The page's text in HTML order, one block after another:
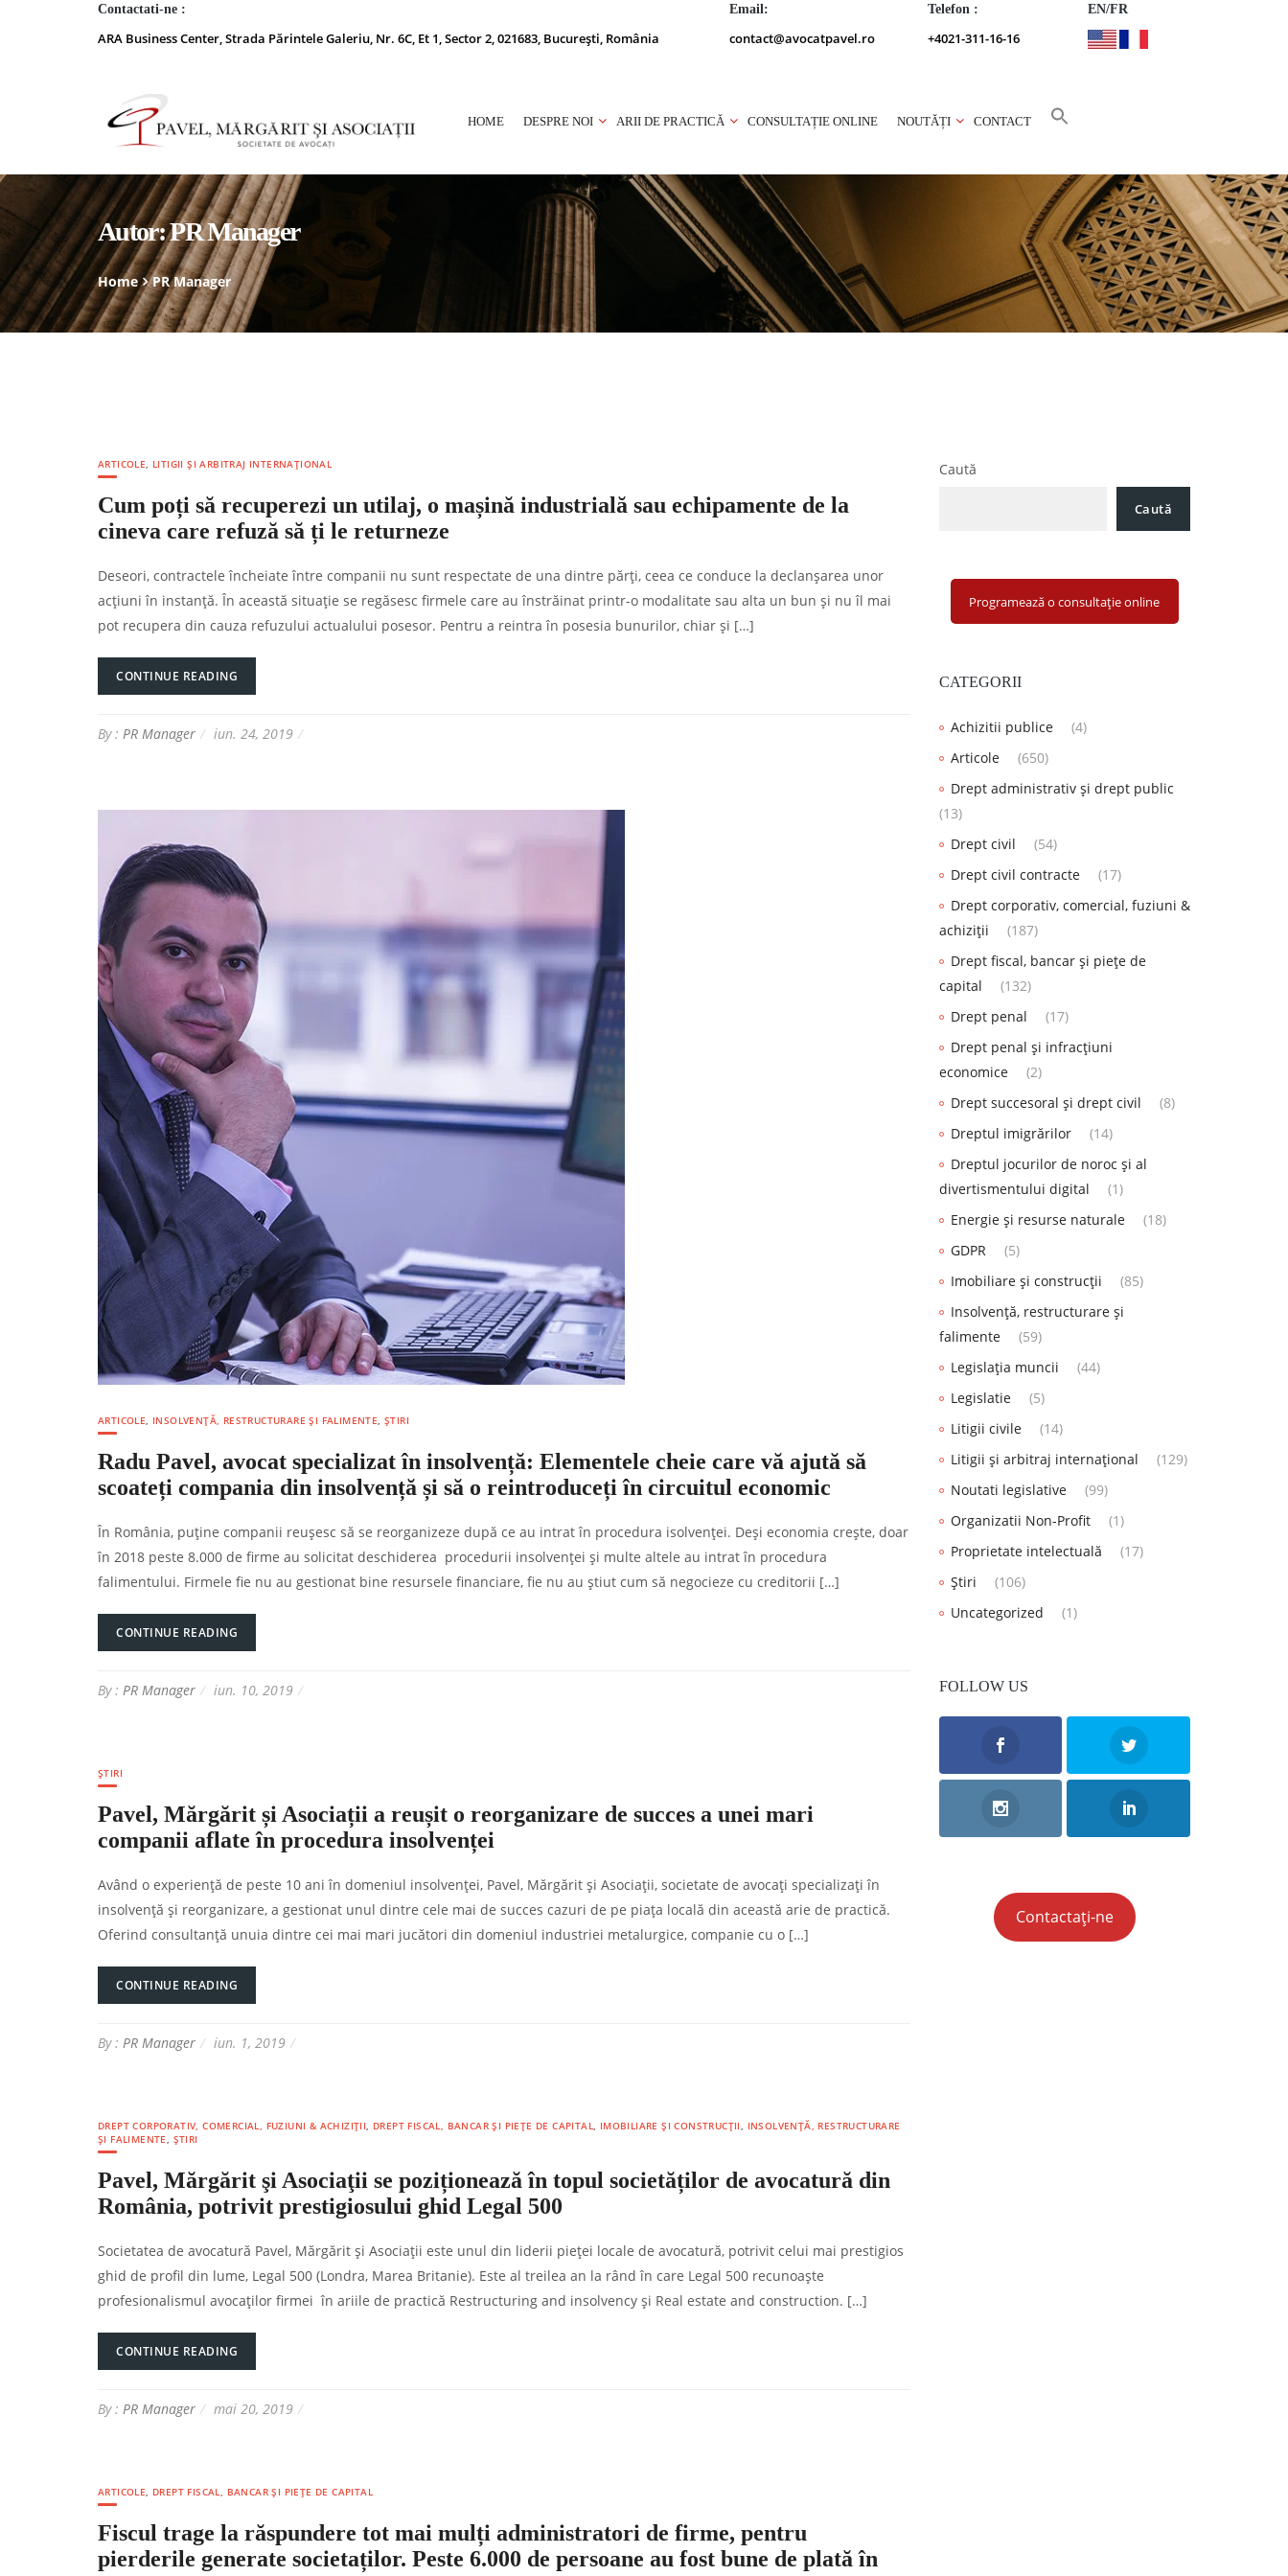
Contactati-ne :
ARA Business Center, Strada Părintele Galeriu, Nr. 6C, Et 1, Sector 2, 021683, București, România
Email:
contact@avocatpavel.ro
Telefon :
+4021-311-16-16
EN/FR
HOME DESPRE NOI ARII DE PRACTICĂ CONSULTAȚIE ONLINE NOUTĂȚI CONTACT
Autor:PR Manager
Home PR Manager
ARTICOLE, LITIGII ȘI ARBITRAJ INTERNAȚIONAL
Cum poți să recuperezi un utilaj, o mașină industrială sau echipamente de la
cineva care refuză să ți le returneze
Deseori, contractele încheiate între companii nu sunt respectate de una dintre părți, ceea ce conduce la declanșarea unor
acțiuni în instanță. În această situație se regăsesc firmele care au înstrăinat printr-o modalitate sau alta un bun și nu îl mai
pot recupera din cauza refuzului actualului posesor. Pentru a reintra în posesia bunurilor, chiar și […]
CONTINUE READING
By : PR Manager iun. 24, 2019
ARTICOLE, INSOLVENȚĂ, RESTRUCTURARE ȘI FALIMENTE,ȘTIRI
Radu Pavel, avocat specializat în insolvență: Elementele cheie care vă ajută să
scoateți compania din insolvență și să o reintroduceți în circuitul economic
În România, puține companii reușesc să se reorganizeze după ce au intrat în procedura isolvenței. Deși economia crește, doar
în 2018 peste 8.000 de firme au solicitat deschiderea procedurii insolvenței și multe altele au intrat în procedura
falimentului. Firmele fie nu au gestionat bine resursele financiare, fie nu au știut cum să negocieze cu creditorii […]
CONTINUE READING
By : PR Manager iun. 10, 2019
ȘTIRI
Pavel, Mărgărit și Asociații a reușit o reorganizare de succes a unei mari
companii aflate în procedura insolvenței
Având o experiență de peste 10 ani în domeniul insolvenței, Pavel, Mărgărit și Asociații, societate de avocați specializați în
insolvență și reorganizare, a gestionat unul dintre cele mai de succes cazuri de pe piața locală din această arie de practică.
Oferind consultanță unuia dintre cei mai mari jucători din domeniul industriei metalurgice, companie cu o […]
CONTINUE READING
By : PR Manager iun. 1, 2019
DREPT CORPORATIV, COMERCIAL, FUZIUNI & ACHIZIȚII, DREPT FISCAL, BANCAR ȘI PIEȚE DE CAPITAL, IMOBILIARE ȘI CONSTRUCȚII, INSOLVENȚĂ, RESTRUCTURARE
ȘI FALIMENTE, ȘTIRI
Pavel, Mărgărit şi Asociaţii se poziționează în topul societăților de avocatură din
România, potrivit prestigiosului ghid Legal 500
Societatea de avocatură Pavel, Mărgărit şi Asociaţii este unul din liderii pieţei locale de avocatură, potrivit celui mai prestigios
ghid de profil din lume, Legal 500 (Londra, Marea Britanie). Este al treilea an la rând în care Legal 500 recunoaşte
profesionalismul avocaţilor firmei în ariile de practică Restructuring and insolvency şi Real estate and construction. […]
CONTINUE READING
By : PR Manager mai 20, 2019
ARTICOLE, DREPT FISCAL, BANCAR ȘI PIEȚE DE CAPITAL
Fiscul trage la răspundere tot mai mulți administratori de firme, pentru
pierderile generate societaților. Peste 6.000 de persoane au fost bune de plată în
Caută
Caută
Programează o consultație online
CATEGORII
Achizitii publice
(4)
Articole
(650)
Drept administrativ și drept public
(13)
Drept civil
(54)
Drept civil contracte
(17)
Drept corporativ, comercial, fuziuni &
achiziții
(187)
Drept fiscal, bancar și piețe de
capital
(132)
Drept penal
(17)
Drept penal și infracțiuni
economice
(2)
Drept succesoral și drept civil
(8)
Dreptul imigrărilor
(14)
Dreptul jocurilor de noroc și al
divertismentului digital
(1)
Energie și resurse naturale
(18)
GDPR
(5)
Imobiliare și construcții
(85)
Insolvență, restructurare și
falimente
(59)
Legislația muncii
(44)
Legislatie
(5)
Litigii civile
(14)
Litigii și arbitraj internațional
(129)
Noutati legislative
(99)
Organizatii Non-Profit
(1)
Proprietate intelectuală
(17)
Știri
(106)
Uncategorized
(1)
FOLLOW US
Contactați-ne